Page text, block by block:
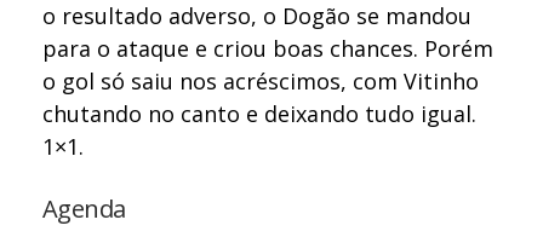
o resultado adverso, o Dogão se mandou
para o ataque e criou boas chances. Porém
o gol só saiu nos acréscimos, com Vitinho
chutando no canto e deixando tudo igual.
1×1.
Agenda